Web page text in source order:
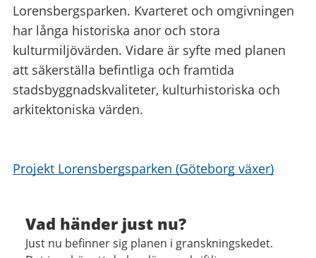
Lorensbergsparken. Kvarteret och omgivningen
har långa historiska anor och stora
kulturmiljövärden. Vidare är syfte med planen
att säkerställa befintliga och framtida
stadsbyggnadskvaliteter, kulturhistoriska och
arkitektoniska värden.
Projekt Lorensbergsparken (Göteborg växer)
Vad händer just nu?
Just nu befinner sig planen i granskningskedet.